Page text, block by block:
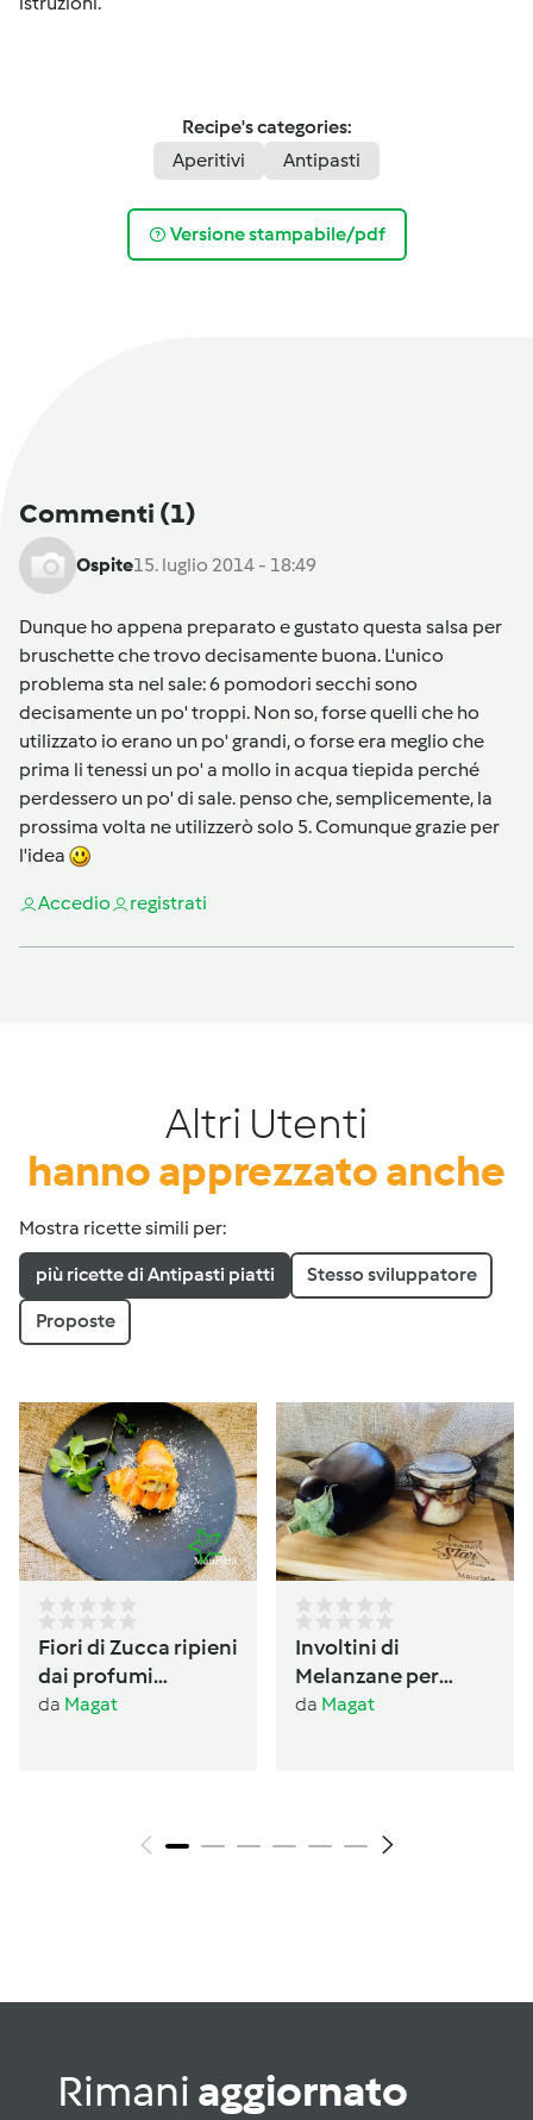
Recipe's categories:
Aperitivi
Antipasti
Versione stampabile/pdf
Commenti (1)
Ospite15. luglio 2014 - 18:49
Dunque ho appena preparato e gustato questa salsa per
bruschette che trovo decisamente buona. L'unico
problema sta nel sale: 6 pomodori secchi sono
decisamente un po' troppi. Non so, forse quelli che ho
utilizzato io erano un po' grandi, o forse era meglio che
prima li tenessi un po' a mollo in acqua tiepida perché
perdessero un po' di sale. penso che, semplicemente, la
prossima volta ne utilizzerò solo 5. Comunque grazie per
l'idea
Accedio registrati
Altri Utenti
hanno apprezzato anche
Mostra ricette simili per:
più ricette di Antipasti piatti Stesso sviluppatore
Proposte
Fiori di Zucca ripieni
dai profumi
Ogliastrini
da Magat
Involtini di
Melanzane per
antipasto /conserva
da Magat
Rimani aggiornato